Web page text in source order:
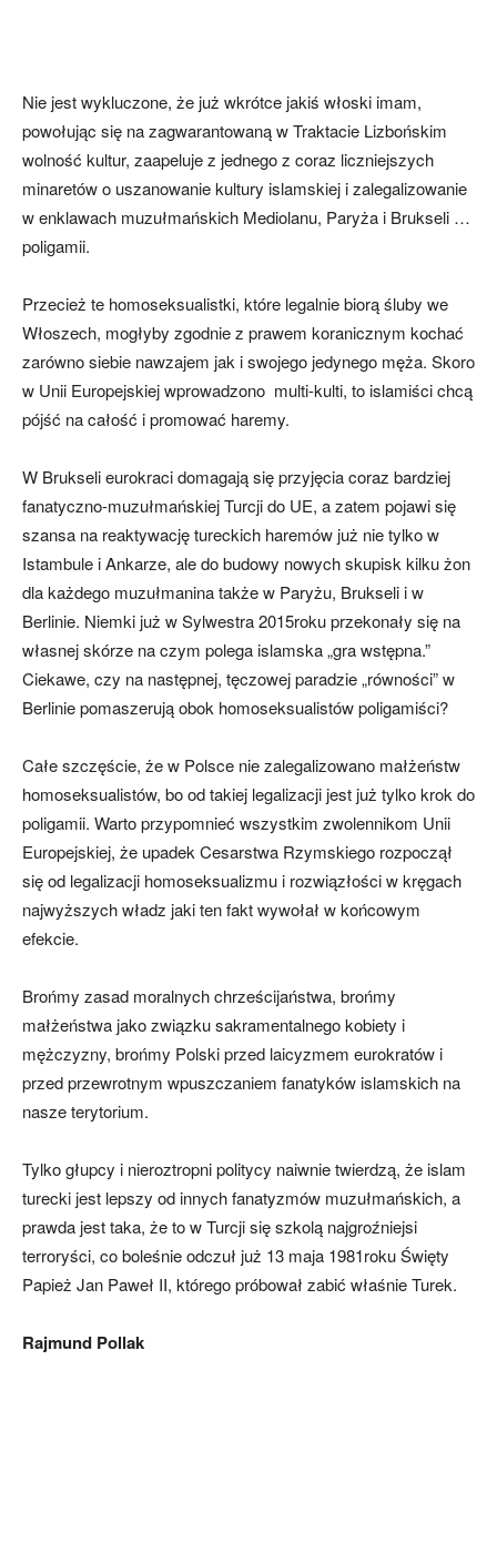
Nie jest wykluczone, że już wkrótce jakiś włoski imam,
powołując się na zagwarantowaną w Traktacie Lizbońskim
wolność kultur, zaapeluje z jednego z coraz liczniejszych
minaretów o uszanowanie kultury islamskiej i zalegalizowanie
w enklawach muzułmańskich Mediolanu, Paryża i Brukseli …
poligamii.
Przecież te homoseksualistki, które legalnie biorą śluby we
Włoszech, mogłyby zgodnie z prawem koranicznym kochać
zarówno siebie nawzajem jak i swojego jedynego męża. Skoro
w Unii Europejskiej wprowadzono multi-kulti, to islamiści chcą
pójść na całość i promować haremy.
W Brukseli eurokraci domagają się przyjęcia coraz bardziej
fanatyczno-muzułmańskiej Turcji do UE, a zatem pojawi się
szansa na reaktywację tureckich haremów już nie tylko w
Istambule i Ankarze, ale do budowy nowych skupisk kilku żon
dla każdego muzułmanina także w Paryżu, Brukseli i w
Berlinie. Niemki już w Sylwestra 2015roku przekonały się na
własnej skórze na czym polega islamska „gra wstępna.”
Ciekawe, czy na następnej, tęczowej paradzie „równości” w
Berlinie pomaszerują obok homoseksualistów poligamiści?
Całe szczęście, że w Polsce nie zalegalizowano małżeństw
homoseksualistów, bo od takiej legalizacji jest już tylko krok do
poligamii. Warto przypomnieć wszystkim zwolennikom Unii
Europejskiej, że upadek Cesarstwa Rzymskiego rozpoczął
się od legalizacji homoseksualizmu i rozwiązłości w kręgach
najwyższych władz jaki ten fakt wywołał w końcowym
efekcie.
Brońmy zasad moralnych chrześcijaństwa, brońmy
małżeństwa jako związku sakramentalnego kobiety i
mężczyzny, brońmy Polski przed laicyzmem eurokratów i
przed przewrotnym wpuszczaniem fanatyków islamskich na
nasze terytorium.
Tylko głupcy i nieroztropni politycy naiwnie twierdzą, że islam
turecki jest lepszy od innych fanatyzmów muzułmańskich, a
prawda jest taka, że to w Turcji się szkolą najgroźniejsi
terroryści, co boleśnie odczuł już 13 maja 1981roku Święty
Papież Jan Paweł II, którego próbował zabić właśnie Turek.
Rajmund Pollak